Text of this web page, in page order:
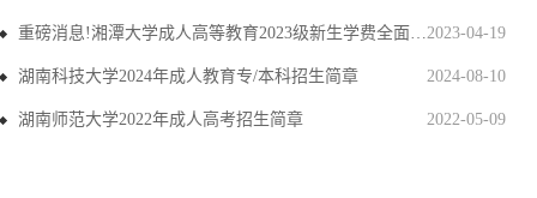
2023-04-19
重磅消息!湘潭大学成人高等教育2023级新生学费全面上调
2024-08-10
湖南科技大学2024年成人教育专/本科招生简章
2022-05-09
湖南师范大学2022年成人高考招生简章